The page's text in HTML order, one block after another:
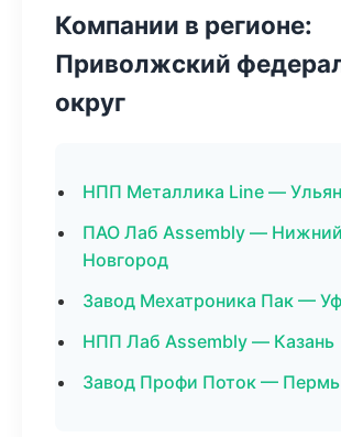
Компании в регионе:
Приволжский
округ
НПП Металлика Line —
ПАО Лаб Assembly — Нижний
Новгород
Завод Мехатроника Пак —
НПП Лаб Assembly — Казань
Завод Профи Поток — Пермь